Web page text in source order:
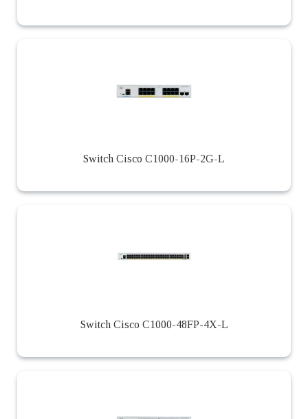
Switch Cisco C1000-16P-2G-L
Switch Cisco C1000-48FP-4X-L